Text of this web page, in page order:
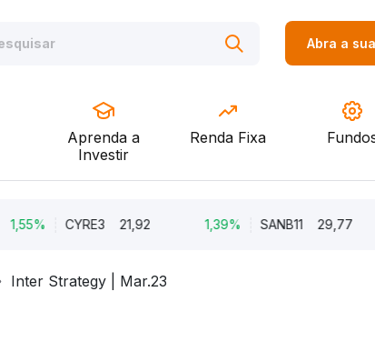
Abra a
Aprenda a
Investir
Renda Fixa
CYRE3 21,92 SANB11 29,77
Inter Strategy | Mar.23